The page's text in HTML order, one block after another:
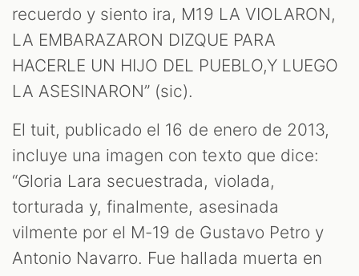
recuerdo y siento ira, M19 LA VIOLARON,
LA EMBARAZARON DIZQUE PARA
HACERLE UN HIJO DEL PUEBLO,Y LUEGO
LA ASESINARON” (sic).
El tuit, publicado el 16 de enero de 2013,
incluye una imagen con texto que dice:
“Gloria Lara secuestrada, violada,
torturada y, finalmente, asesinada
vilmente por el M-19 de Gustavo Petro y
Antonio Navarro. Fue hallada muerta en